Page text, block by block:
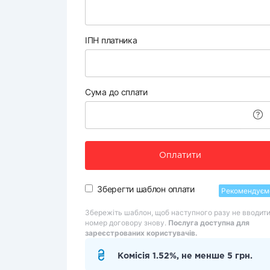
ІПН платника
Сума до сплати
Оплатити
Зберегти шаблон оплати
Збережіть шаблон, щоб наступного разу не вводити
номер договору знову. Послуга доступна для
зареєстрованих користувачів.
Комісія 1.52%, не менше 5 грн.